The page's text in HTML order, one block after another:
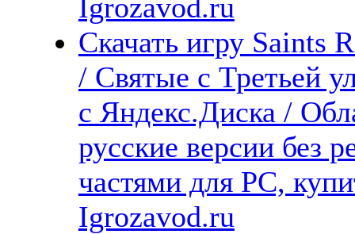
Igrozavod.ru
Скачать игру Saints
/ Святые с Третьей
с Яндекс.Диска /
русские версии без
частями для PC,
Igrozavod.ru